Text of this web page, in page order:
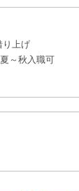
り上げ
夏～秋入職可